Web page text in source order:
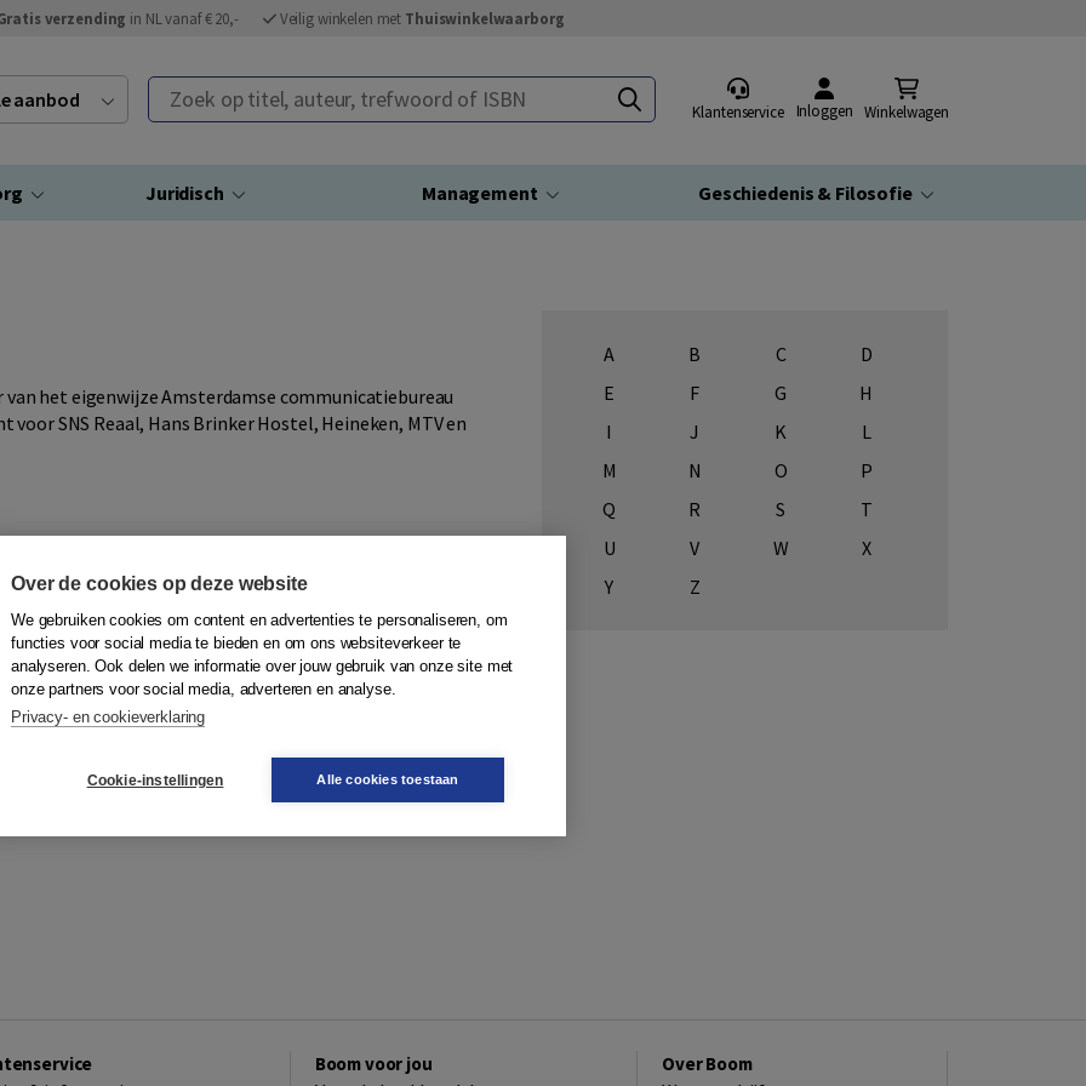
verzending in NL vanaf € 20,- Veilig winkelen met Thuiswinkelwaarborg
aanbod Zoek op titel, auteur, trefwoord of ISBN
Klantenservice Inloggen Winkelwagen
Juridisch Management Geschiedenis & Filosofie
het eigenwijze Amsterdamse communicatiebureau
SNS Reaal, Hans Brinker Hostel, Heineken, MTV en
A B C
D
E
F G
H
I
J K
L
M
N O
P
Q
R S
T
U
V W
X
Y
Z
Boom voor jou Over Boom
Over de cookies op deze website
We gebruiken cookies om content en advertenties te personaliseren, om
functies voor social media te bieden en om ons websiteverkeer te
analyseren. Ook delen we informatie over jouw gebruik van onze site met
onze partners voor social media, adverteren en analyse.
Privacy- en cookieverklaring
Cookie-instellingen Alle cookies toestaan